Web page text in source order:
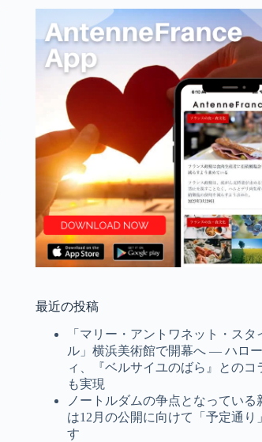
最近の投稿
「マリー・アントワネット・スタ
ル」横浜美術館で開幕へ ― ハロ
ィ、『ベルサイユのばら』とのコ
も実現
ノートルダムの争点となっている
は12月の公開に向けて「予定通り
す